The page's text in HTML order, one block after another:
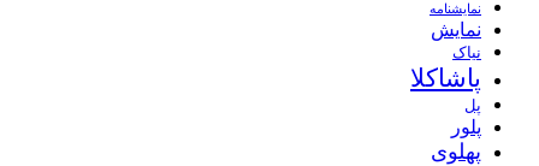
نمايشنامه
نمایش
نیاک
پاشاکلا
پل
پلور
پهلوی